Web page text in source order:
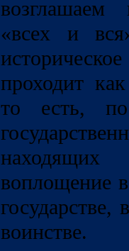
«всех и
проходит
то есть, по
находящих
воплощение
государстве,
воинстве.